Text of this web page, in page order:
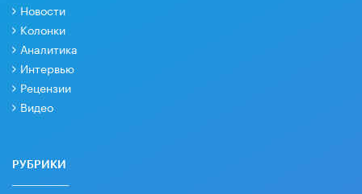
Новости
Колонки
Аналитика
Интервью
Рецензии
Видео
РУБРИКИ